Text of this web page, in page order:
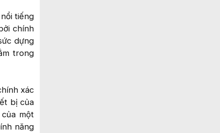
tiếng
chính
dựng
trong
xác
bị của
một
năng